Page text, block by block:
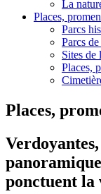
La
Places,
Parcs
Parcs
Sites de
Places,
Places,
ponctuent la